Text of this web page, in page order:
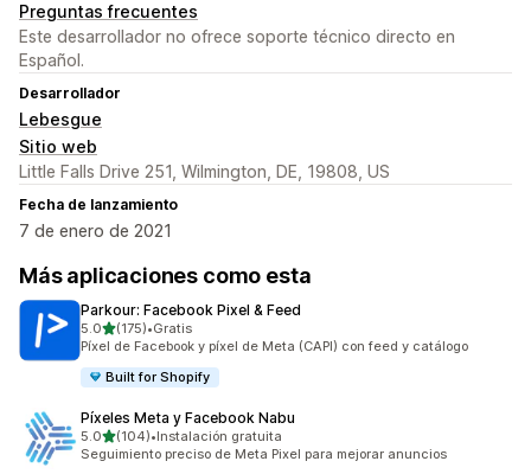
Preguntas frecuentes
Este desarrollador no ofrece soporte técnico directo en
Español.
Desarrollador
Lebesgue
Sitio web
Little Falls Drive 251, Wilmington, DE, 19808, US
Fecha de lanzamiento
7 de enero de 2021
Más aplicaciones como esta
Parkour: Facebook Pixel & Feed
5.0de 5 estrellas
(175)
175 reseñas en total
•Gratis
Píxel de Facebook y píxel de Meta (CAPI) con feed y catálogo
Built for Shopify
Píxeles Meta y Facebook Nabu
5.0de 5 estrellas
(104)
104 reseñas en total
•Instalación gratuita
Seguimiento preciso de Meta Pixel para mejorar anuncios